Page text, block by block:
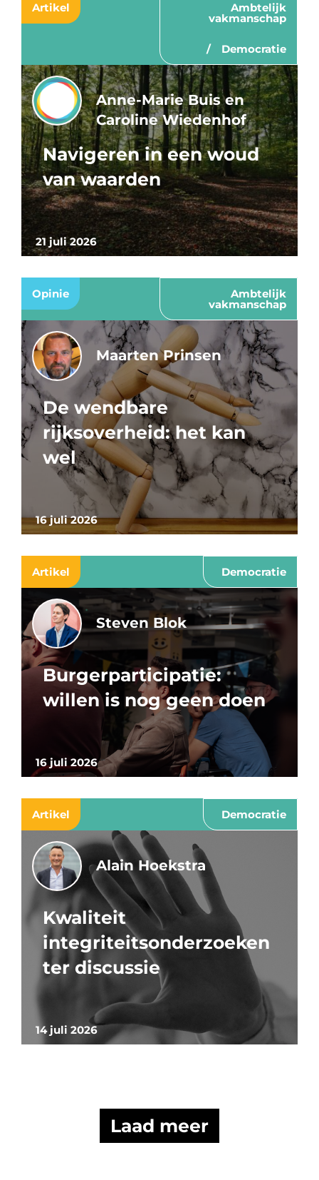
Artikel Ambtelijk
vakmanschap
Democratie
21 juli 2026
Anne-Marie Buis en
Caroline Wiedenhof
Navigeren in een woud
van waarden
Opinie Ambtelijk
vakmanschap
16 juli 2026
Maarten Prinsen
De wendbare
rijksoverheid: het kan
wel
Artikel Democratie
16 juli 2026
Steven Blok
Burgerparticipatie:
willen is nog geen doen
Artikel Democratie
14 juli 2026
Alain Hoekstra
Kwaliteit
integriteitsonderzoeken
ter discussie
Laad meer